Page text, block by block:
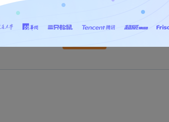
行业，有加权平均算法，销售和采购管理功能丰富